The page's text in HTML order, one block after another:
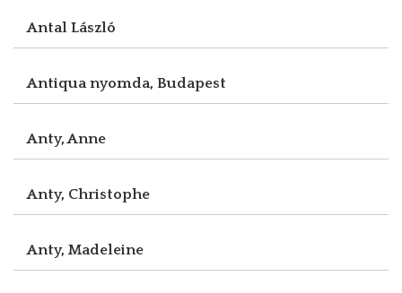
Antal László
Antiqua nyomda, Budapest
Anty, Anne
Anty, Christophe
Anty, Madeleine